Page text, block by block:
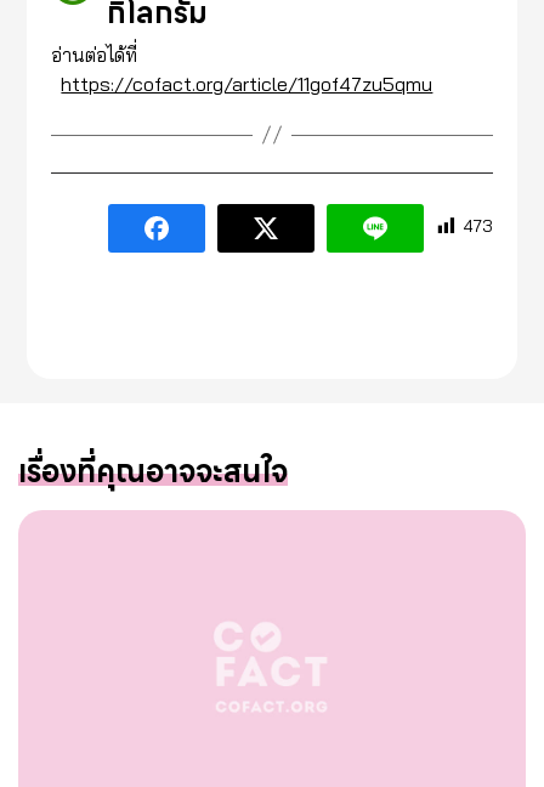
กิโลกรัม
อ่านต่อได้ที่
https://cofact.org/article/11gof47zu5qmu
473
เรื่องที่คุณอาจจะสนใจ